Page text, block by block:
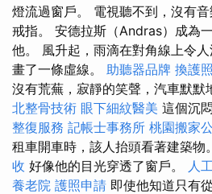
燈流過窗戶。 電視聽不到，沒有
戒指。 安德拉斯（Andras）成為
他。 風升起，雨滴在對角線上令
畫了一條虛線。 助聽器品牌 換護照
沒有荒蕪，寂靜的笑聲，汽車默默
北整骨技術 眼下細紋醫美 這個沉
整復服務 記帳士事務所 桃園搬家
租車開車時，該人抬頭看著建築物
收 好像他的目光穿透了窗戶。 人
養老院 護照申請 即使他知道只有